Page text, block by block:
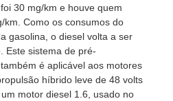
30 mg/km e houve quem
km. Como os consumos do
gasolina, o diesel volta a ser
Este sistema de pré-
é aplicável aos motores
híbrido leve de 48 volts
motor diesel 1.6, usado no